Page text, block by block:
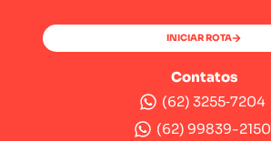
INICIAR ROTA
Contatos
(62) 3255‑7204‬
(62) 99839-2150